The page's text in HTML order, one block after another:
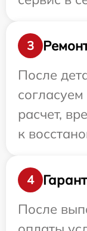
3
После
расчет,
к
4
После